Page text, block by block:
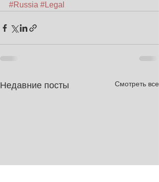
#Russia #Legal
Недавние посты Смотреть все